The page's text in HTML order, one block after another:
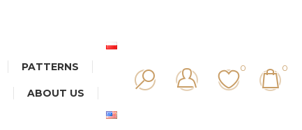
PATTERNS
ABOUT US
0 0